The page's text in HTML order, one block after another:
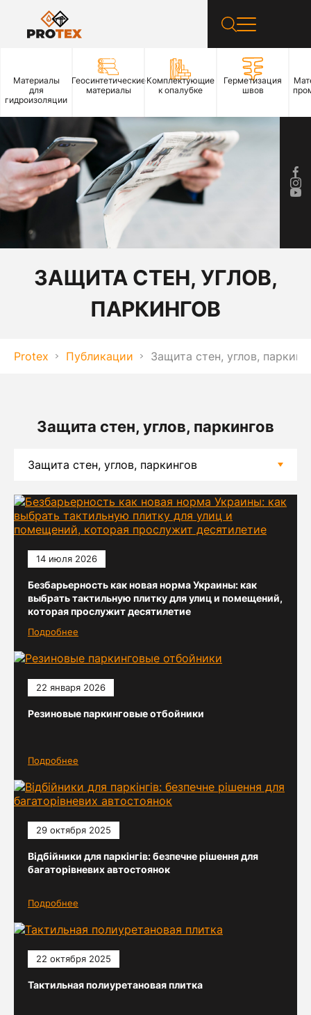
Материалы
для
гидроизоляции
Геосинтетические
материалы
Комплектующие
к опалубке
Герметизация
швов
ЗАЩИТА СТЕН, УГЛОВ,
ПАРКИНГОВ
Protex Публикации Защита стен, углов,
Защита стен, углов, паркингов
14 июля 2026
Безбарьерность как новая норма Украины: как
выбрать тактильную плитку для улиц и помещений,
которая прослужит десятилетие
Подробнее
22 января 2026
Резиновые паркинговые отбойники
Подробнее
29 октября 2025
Відбійники для паркінгів: безпечне рішення для
багаторівневих автостоянок
Подробнее
22 октября 2025
Тактильная полиуретановая плитка